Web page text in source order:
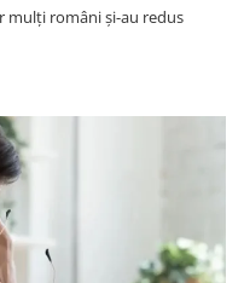
mulți români și-au redus